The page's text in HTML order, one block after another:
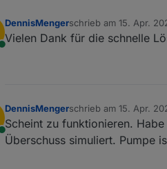
Online
DennisMengerschrieb am 15. Apr.
zuletzt editiert von
Vielen Dank für die schnelle
Online
DennisMengerschrieb am 15. Apr.
zuletzt editiert von
Scheint zu funktionieren.
Überschuss simuliert. Pumpe